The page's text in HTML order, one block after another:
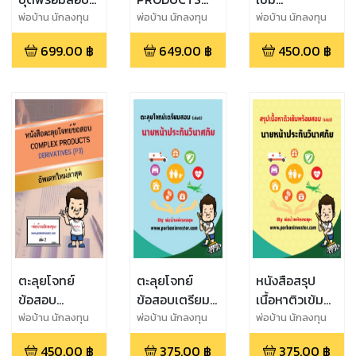
นายหน้าประกัน
วินาศภัย
พ่อบ้าน นักลงทุน
699.00 ฿
สรุปเนื้อหาติว
เข้ม พร้อมสอบ
พ่อบ้าน นักลงทุน
649.00 ฿
DERIVATIVE
LICENSE พร้อม
สอบ
พ่อบ้าน นักลงทุน
450.00 ฿
ตะลุยโจทย์
ข้อสอบ
DERIVATIVE
LICENSE พร้อม
พ่อบ้าน นักลงทุน
450.00 ฿
ตะลุยโจทย์
ข้อสอบเตรียม
สอบ นายหน้า
ประกันวินาศภัย
พ่อบ้าน นักลงทุน
375.00 ฿
หนังสือสรุป
เนื้อหาติวเข้ม
พร้อมสอบ นาย
หน้าประกัน
พ่อบ้าน นักลงทุน
375.00 ฿